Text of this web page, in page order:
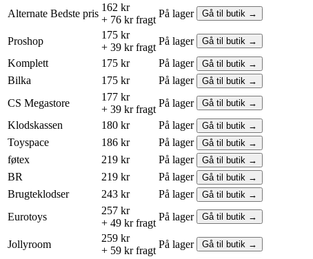
Alternate Bedste pris
162 kr
+ 76 kr fragt
På lager Gå til butik →
Proshop
175 kr
+ 39 kr fragt
På lager Gå til butik →
Komplett 175 kr På lager Gå til butik →
Bilka 175 kr På lager Gå til butik →
CS Megastore
177 kr
+ 39 kr fragt
På lager Gå til butik →
Klodskassen 180 kr På lager Gå til butik →
Toyspace 186 kr På lager Gå til butik →
føtex 219 kr På lager Gå til butik →
BR 219 kr På lager Gå til butik →
Brugteklodser 243 kr På lager Gå til butik →
Eurotoys
257 kr
+ 49 kr fragt
På lager Gå til butik →
Jollyroom
259 kr
+ 59 kr fragt
På lager Gå til butik →